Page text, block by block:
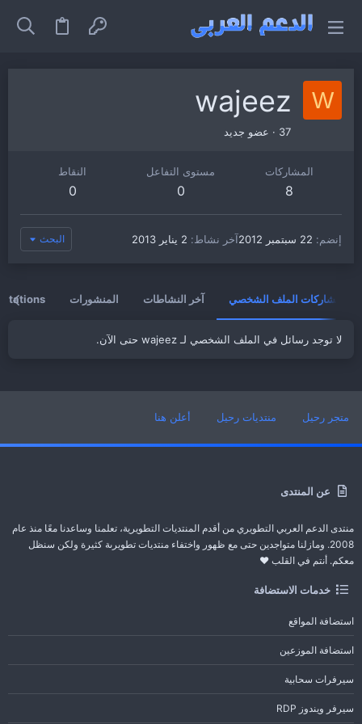
W
wajeez
عضو جديد · 37
المشاركات
8
مستوى التفاعل
0
النقاط
0
إنضم 22 سبتمبر 2012 آخر نشاط 2 يناير 2013 البحث
مشاركات الملف الشخصي آخر النشاطات المنشورات
لا توجد رسائل في الملف الشخصي لـ wajeez حتى الآن.
عن المنتدى
منتدى الدعم العربي التطويري من أقدم المنتديات التطويرية، تعلمنا وساعدنا معًا منذ عام
2008. ومازلنا متواجدين حتى مع ظهور واختفاء منتديات تطويرىة كثيرة ولكن سنظل
معكم. أنتم في القلب ❤️
خدمات الاستضافة
استضافة المواقع
استضافة الموزعين
سيرفرات سحابية
سيرفر ويندوز RDP
متجر رحيل منتديات رحيل أعلن هنا